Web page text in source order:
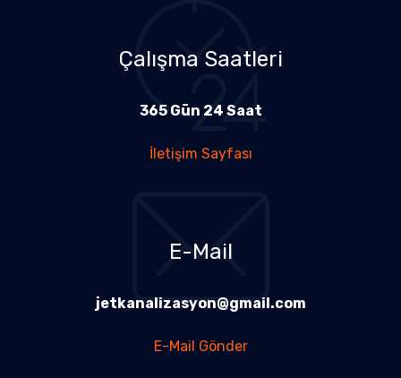
Çalışma Saatleri
365 Gün 24 Saat
İletişim Sayfası
E-Mail
jetkanalizasyon@gmail.com
E-Mail Gönder